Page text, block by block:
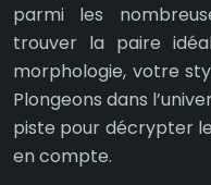
parmi les
trouver la paire
morphologie, votre
Plongeons dans
piste pour décrypter
en compte.